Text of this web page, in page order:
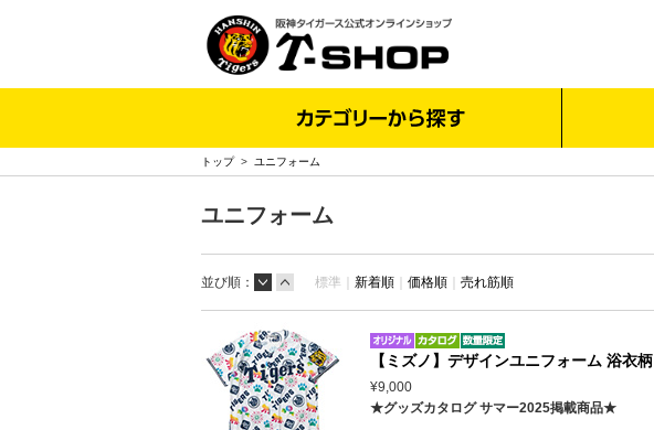
トップ> ユニフォーム
ユニフォーム
並び順： 標準｜ 新着順 ｜ 価格順 ｜ 売れ筋順
【ミズノ】デザインユニフォーム 浴衣柄
¥9,000
★グッズカタログ サマー2025掲載商品★